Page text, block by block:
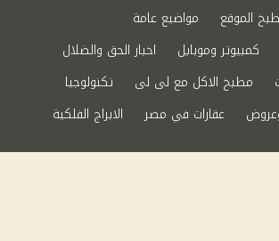
الموقع
مواضيع عامة
كمبيوتر وموبايل
اخبار الحق والضلال
مطبخ الاكل مع لى لى
تكنولوجيا
عقارات في مصر
الابراج الفلكية